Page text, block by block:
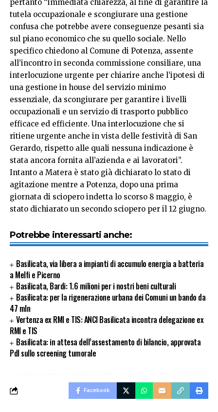
pertanto “immediata chiarezza, al fine di garantire la
tutela occupazionale e scongiurare una gestione
confusa che potrebbe avere conseguenze pesanti sia
sul piano economico che su quello sociale. Nello
specifico chiedono al Comune di Potenza, assente
all’incontro in seconda commissione consiliare, una
interlocuzione urgente per chiarire anche l’ipotesi di
una gestione in house del servizio minimo
essenziale, da scongiurare per garantire i livelli
occupazionali e un servizio di trasporto pubblico
efficace ed efficiente. Una interlocuzione che si
ritiene urgente anche in vista delle festività di San
Gerardo, rispetto alle quali nessuna indicazione è
stata ancora fornita all’azienda e ai lavoratori”.
Intanto a Matera è stato già dichiarato lo stato di
agitazione mentre a Potenza, dopo una prima
giornata di sciopero indetta lo scorso 8 maggio, è
stato dichiarato un secondo sciopero per il 12 giugno.
Potrebbe interessarti anche:
Basilicata, via libera a impianti di accumulo energia a batteria
a Melfi e Picerno
Basilicata, Bardi: 1.6 milioni per i nostri beni culturali
Basilicata: per la rigenerazione urbana dei Comuni un bando da
47 mln
Vertenza ex RMI e TIS: ANCI Basilicata incontra delegazione ex
RMI e TIS
Basilicata: in attesa dell’assestamento di bilancio, approvata
Pdl sullo screening tumorale
Facebook